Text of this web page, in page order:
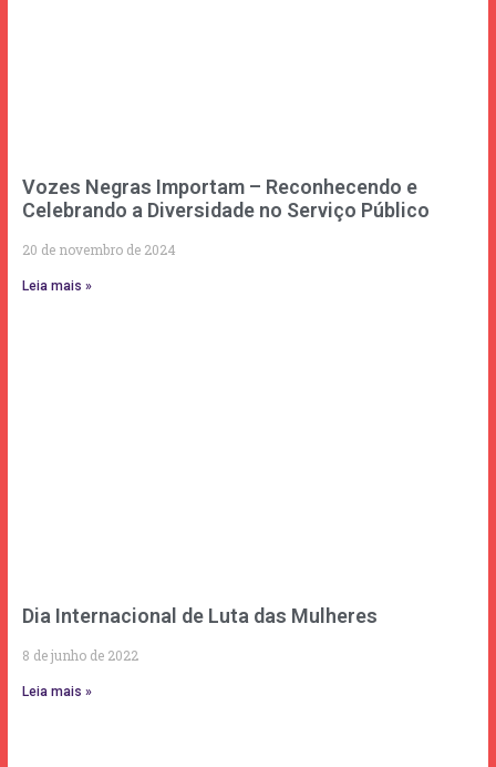
Vozes Negras Importam – Reconhecendo e
Celebrando a Diversidade no Serviço Público
20 de novembro de 2024
Leia mais »
Dia Internacional de Luta das Mulheres
8 de junho de 2022
Leia mais »